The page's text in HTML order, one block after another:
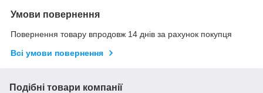
Умови повернення
Повернення товару впродовж 14 днів за рахунок покупця
Всі умови повернення
Подібні товари компанії